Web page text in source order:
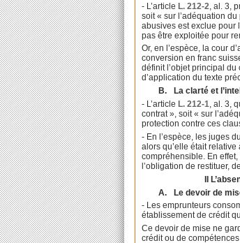
- L’articleL. 212-2 , al. 3,
soit « sur l’adéquation
abusives est exclue pour
pas être exploitée pour
Or, en l’espèce, la cour
conversion en franc
définit l’objet principal du
d’application du texte
B.
La clarté et
- L’article L. 212-1, al. 3,
contrat », soit « sur
protection contre ces
- En l’espèce, les juges
alors qu’elle était
compréhensible. En
l’obligation de restituer,
II
A.
Le devoir de
- Les emprunteurs
établissement de crédit
Ce devoir de mise ne
crédit ou de